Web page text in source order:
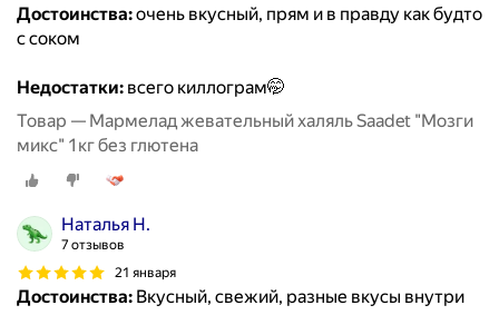
Достоинства:очень вкусный, прям и в правду как будто
с соком
Недостатки: всего киллограм🤭
Товар — Мармелад жевательный халяль Saadet "Мозги
микс" 1кг без глютена
Наталья Н.
7 отзывов
21 января
Достоинства: Вкусный, свежий, разные вкусы внутри